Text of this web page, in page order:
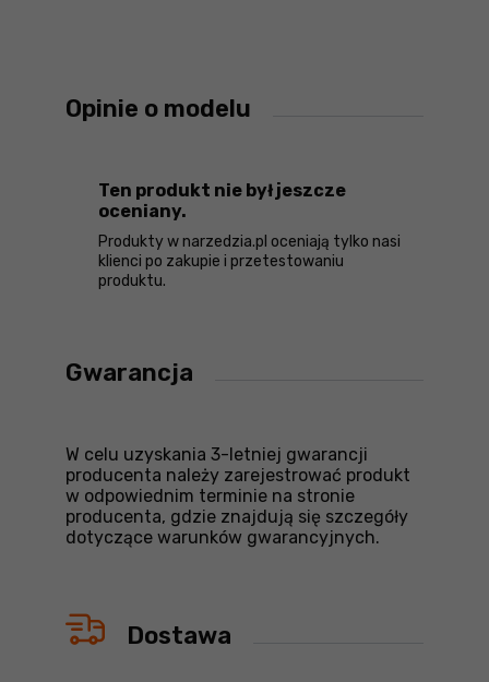
Opinie o modelu
Ten produkt nie był jeszcze
oceniany.
Produkty w narzedzia.pl oceniają tylko nasi
klienci po zakupie i przetestowaniu
produktu.
Gwarancja
W celu uzyskania 3-letniej gwarancji
producenta należy zarejestrować produkt
w odpowiednim terminie na stronie
producenta, gdzie znajdują się szczegóły
dotyczące warunków gwarancyjnych.
Dostawa